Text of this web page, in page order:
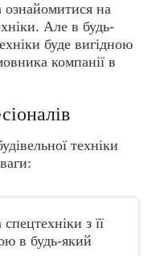
на
Але в будь-
буде вигідною
компанії в
техніки
з її
в будь-який